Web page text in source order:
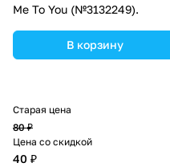
Me To You (№3132249).
В корзину
Старая цена
80 ₽
Цена со скидкой
40 ₽